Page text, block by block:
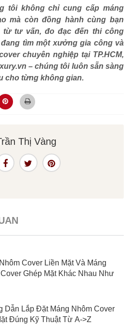
tôi không chỉ cung cấp máng
mà còn đồng hành cùng bạn
từ tư vấn, đo đạc đến thi công
tìm một xưởng gia công và
chuyên nghiệp tại TP.HCM,
– chúng tôi luôn sẵn sàng
cho từng không gian.
Thị Vàng
Cover Liền Mặt Và Máng
Ghép Mặt Khác Nhau Như
Dẫn Lắp Đặt Máng Nhôm Cover
Đúng Kỹ Thuật Từ A->Z